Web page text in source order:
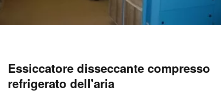
Essiccatore disseccante compresso
refrigerato dell'aria